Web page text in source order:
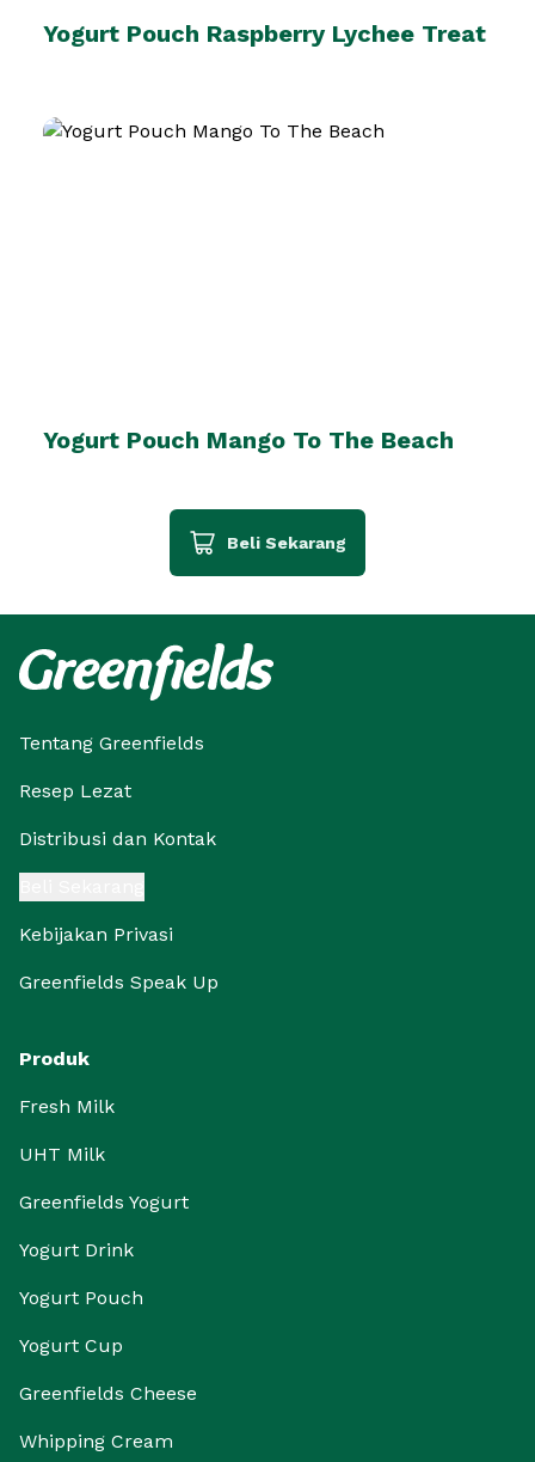
Yogurt Pouch Raspberry Lychee Treat
Yogurt Pouch Mango To The Beach
Beli Sekarang
Tentang Greenfields
Resep Lezat
Distribusi dan Kontak
Kebijakan Privasi
Greenfields Speak Up
Produk
Fresh Milk
UHT Milk
Greenfields Yogurt
Yogurt Drink
Yogurt Pouch
Yogurt Cup
Greenfields Cheese
Whipping Cream